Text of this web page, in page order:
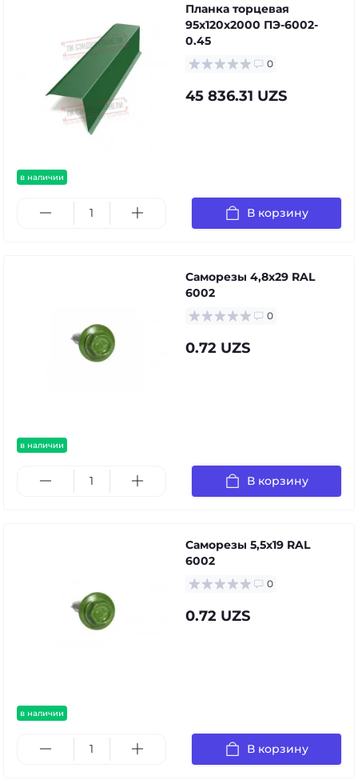
в наличии
Планка торцевая
95х120х2000 ПЭ-6002-
0.45
0
45 836.31 UZS
В корзину
в наличии
Саморезы 4,8х29 RAL
6002
0
0.72 UZS
В корзину
в наличии
Саморезы 5,5х19 RAL
6002
0
0.72 UZS
В корзину